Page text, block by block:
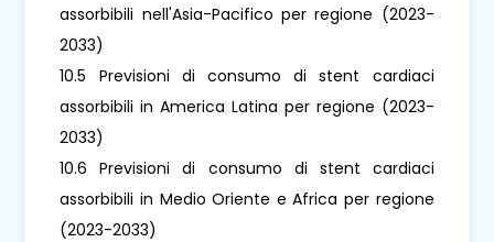
assorbibili nell'Asia-Pacifico per regione (2023-
2033)
10.5 Previsioni di consumo di stent cardiaci
assorbibili in America Latina per regione (2023-
2033)
10.6 Previsioni di consumo di stent cardiaci
assorbibili in Medio Oriente e Africa per regione
(2023-2033)